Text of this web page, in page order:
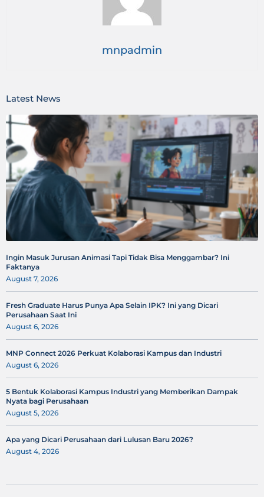
mnpadmin
Latest News
Ingin Masuk Jurusan Animasi Tapi Tidak Bisa Menggambar? Ini
Faktanya
August 7, 2026
Fresh Graduate Harus Punya Apa Selain IPK? Ini yang Dicari
Perusahaan Saat Ini
August 6, 2026
MNP Connect 2026 Perkuat Kolaborasi Kampus dan Industri
August 6, 2026
5 Bentuk Kolaborasi Kampus Industri yang Memberikan Dampak
Nyata bagi Perusahaan
August 5, 2026
Apa yang Dicari Perusahaan dari Lulusan Baru 2026?
August 4, 2026